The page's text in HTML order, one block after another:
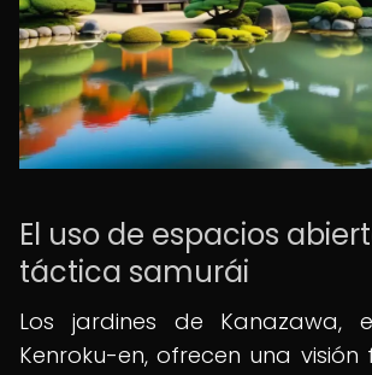
El uso de espacios
táctica samurái
Los jardines de Kanazawa,
Kenroku-en, ofrecen una